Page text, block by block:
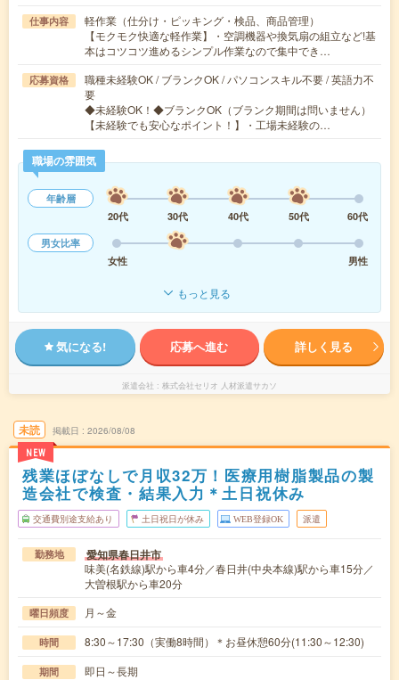
仕事内容
軽作業（仕分け・ピッキング・検品、商品管理）
【モクモク快適な軽作業】・空調機器や換気扇の組立など!基
本はコツコツ進めるシンプル作業なので集中でき…
応募資格
職種未経験OK / ブランクOK / パソコンスキル不要 / 英語力不
要
◆未経験OK！◆ブランクOK（ブランク期間は問いません）
【未経験でも安心なポイント！】・工場未経験の…
職場の雰囲気
年齢層
20代
30代 40代 50代
60代
男女比率
女性
男性
もっと見る
気になる! 応募へ進む 詳しく見る
派遣会社 株式会社セリオ 人材派遣サカソ
未読
NEW
掲載日 2026/08/08
残業ほぼなしで月収32万！医療用樹脂製品の製
造会社で検査・結果入力＊土日祝休み
交通費別途支給あり 土日祝日が休み WEB登録OK 派遣
勤務地 愛知県春日井市
味美(名鉄線)駅から車4分／春日井(中央本線)駅から車15分／
大曽根駅から車20分
曜日頻度 月～金
時間 8:30～17:30（実働8時間）＊お昼休憩60分(11:30～12:30)
期間 即日～長期